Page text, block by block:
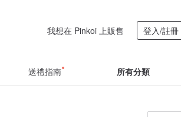
我想在 Pinkoi 上販售 登入/註冊
送禮指南 所有分類